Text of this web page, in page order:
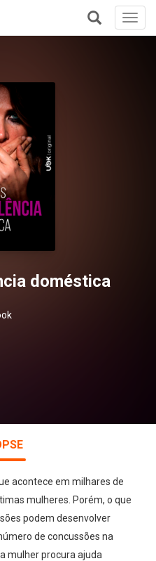
doméstica
acontece em milhares de
mulheres. Porém, o que
podem desenvolver
de concussões na
mulher procura ajuda